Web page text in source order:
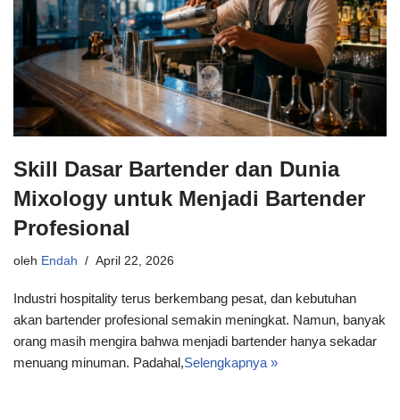
Skill Dasar Bartender dan Dunia
Mixology untuk Menjadi Bartender
Profesional
oleh Endah April 22, 2026
Industri hospitality terus berkembang pesat, dan kebutuhan
akan bartender profesional semakin meningkat. Namun, banyak
orang masih mengira bahwa menjadi bartender hanya sekadar
menuang minuman. Padahal,Selengkapnya »